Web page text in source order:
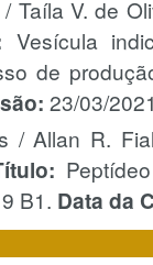
Taíla V. de
Vesícula
de
23/03/
/ Allan R.
B1. Data da